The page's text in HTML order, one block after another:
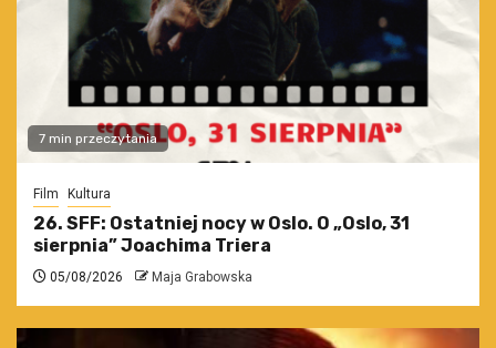
7 min przeczytania
Film Kultura
26. SFF: Ostatniej nocy w Oslo. O „Oslo, 31
sierpnia” Joachima Triera
05/08/2026 Maja Grabowska